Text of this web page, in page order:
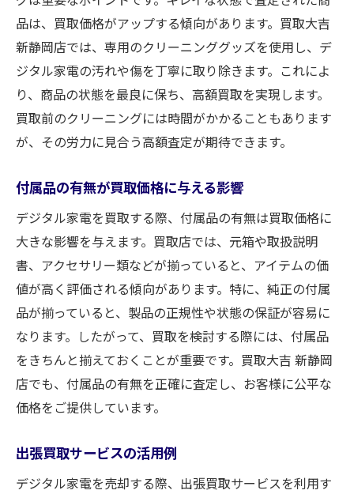
品は、買取価格がアップする傾向があります。買取大吉
新静岡店では、専用のクリーニンググッズを使用し、デ
ジタル家電の汚れや傷を丁寧に取り除きます。これによ
り、商品の状態を最良に保ち、高額買取を実現します。
買取前のクリーニングには時間がかかることもあります
が、その労力に見合う高額査定が期待できます。
付属品の有無が買取価格に与える影響
デジタル家電を買取する際、付属品の有無は買取価格に
大きな影響を与えます。買取店では、元箱や取扱説明
書、アクセサリー類などが揃っていると、アイテムの価
値が高く評価される傾向があります。特に、純正の付属
品が揃っていると、製品の正規性や状態の保証が容易に
なります。したがって、買取を検討する際には、付属品
をきちんと揃えておくことが重要です。買取大吉 新静岡
店でも、付属品の有無を正確に査定し、お客様に公平な
価格をご提供しています。
出張買取サービスの活用例
デジタル家電を売却する際、出張買取サービスを利用す